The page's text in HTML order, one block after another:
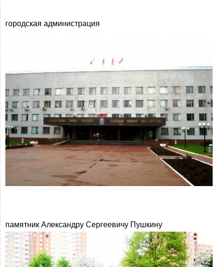
городская администрация
памятник Александру Сергеевичу Пушкину